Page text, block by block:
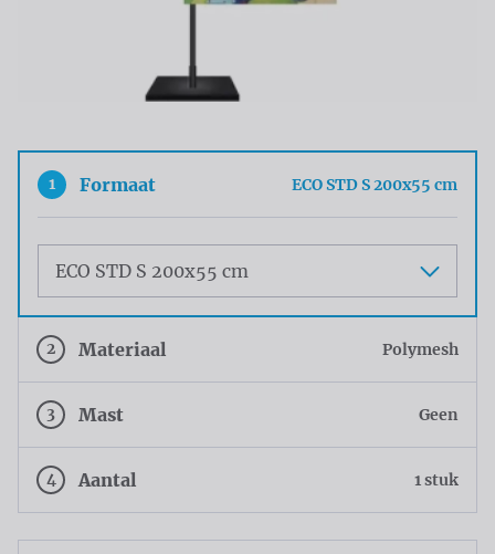
1 Formaat ECO STD S 200x55 cm
Maat
2 Materiaal Polymesh
3 Mast Geen
4 Aantal 1 stuk